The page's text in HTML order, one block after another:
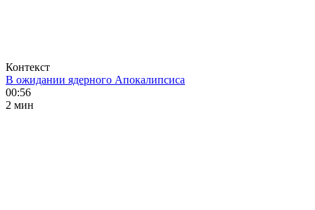
Контекст
В ожидании ядерного Апокалипсиса
00:56
2 мин